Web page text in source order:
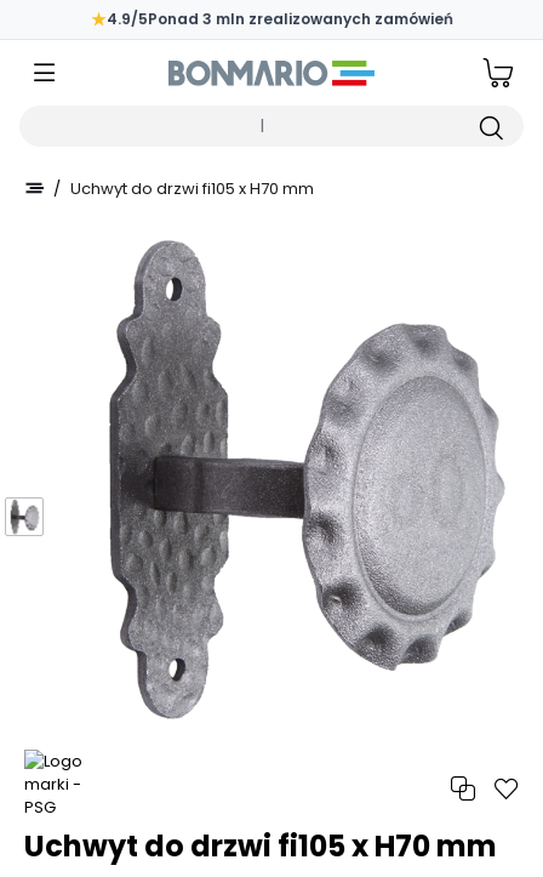
Przejdź do głównej zawartości strony
★4.9/5Ponad 3 mln zrealizowanych zamówień
/ Uchwyt do drzwi fi105 x H70 mm
Uchwyt do drzwi fi105 x H70 mm